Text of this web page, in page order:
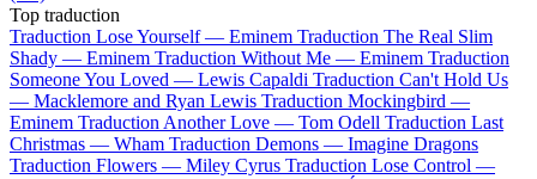
Top traduction
Traduction Lose Yourself — Eminem Traduction The Real Slim
Shady — Eminem Traduction Without Me — Eminem Traduction
Someone You Loved — Lewis Capaldi Traduction Can't Hold Us
— Macklemore and Ryan Lewis Traduction Mockingbird —
Eminem Traduction Another Love — Tom Odell Traduction Last
Christmas — Wham Traduction Demons — Imagine Dragons
Traduction Flowers — Miley Cyrus Traduction Lose Control —